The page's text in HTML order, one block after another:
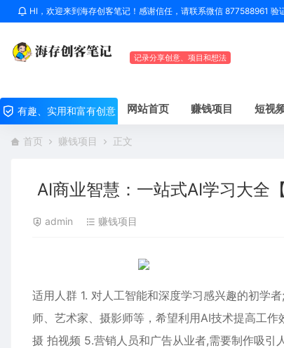
HI，欢迎来到海存创客笔记！感谢信任，请联系微信 877588961 验
记录分享创意、项目和想法
有趣、实用和富有创意 网站首页 赚钱项目 短视
首页 赚钱项目 正文
AI商业智慧：一站式AI学习大全
admin 赚钱项目
适用人群 1. 对人工智能和深度学习感兴趣的初学
师、艺术家、摄影师等，希望利用AI技术提高工
摄 拍视频 5.营销人员和广告从业者,需要制作吸引